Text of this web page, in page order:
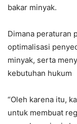
bakar minyak.
Dimana peraturan
optimalisasi
minyak, serta
kebutuhan hukum
“Oleh karena itu,
untuk membuat